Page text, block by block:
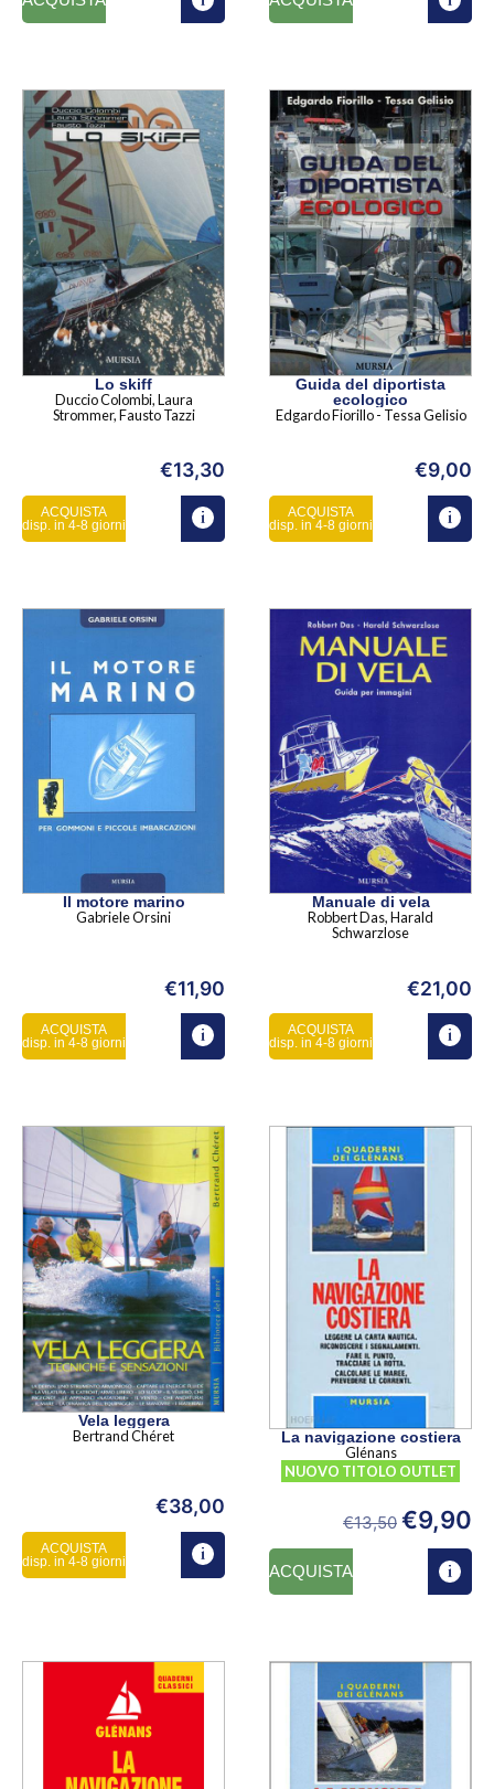
Lo skiff
Duccio Colombi, Laura
Strommer, Fausto Tazzi
€13,30
ACQUISTA
disp. in 4-8 giorni
Guida del diportista
ecologico
Edgardo Fiorillo - Tessa Gelisio
€9,00
ACQUISTA
disp. in 4-8 giorni
Il motore marino
Gabriele Orsini
€11,90
ACQUISTA
disp. in 4-8 giorni
Manuale di vela
Robbert Das, Harald
Schwarzlose
€21,00
ACQUISTA
disp. in 4-8 giorni
Vela leggera
Bertrand Chéret
€38,00
ACQUISTA
disp. in 4-8 giorni
La navigazione costiera
Glénans
NUOVO TITOLO OUTLET
€13,50 €9,90
ACQUISTA